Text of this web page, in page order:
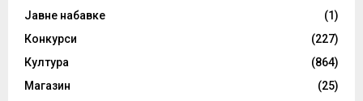
Јавне набавке
(1)
Конкурси
(227)
Култура
(864)
Магазин
(25)